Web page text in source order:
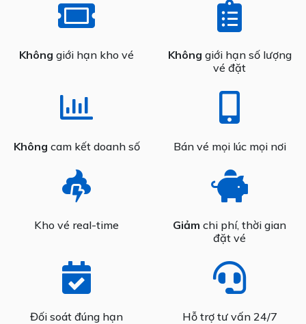
Không giới hạn kho vé Không giới hạn số lượng
vé đặt
Không cam kết doanh số Bán vé mọi lúc mọi nơi
Kho vé real-time Giảm chi phí, thời gian
đặt vé
Đối soát đúng hạn Hỗ trợ tư vấn 24/7